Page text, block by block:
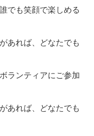
でも笑顔で楽しめる
あれば、どなたでも
ランティアにご参加
あれば、どなたでも